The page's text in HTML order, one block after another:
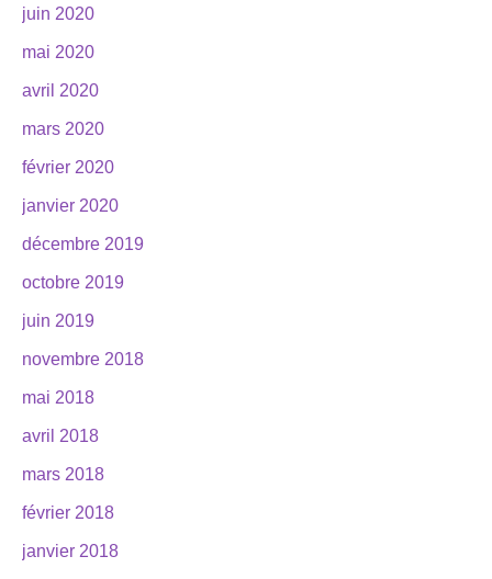
juin 2020
mai 2020
avril 2020
mars 2020
février 2020
janvier 2020
décembre 2019
octobre 2019
juin 2019
novembre 2018
mai 2018
avril 2018
mars 2018
février 2018
janvier 2018